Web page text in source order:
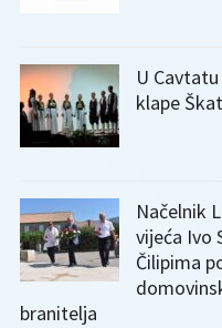
U
klape
Načelnik
vijeća Ivo
Čilipima
branitelja